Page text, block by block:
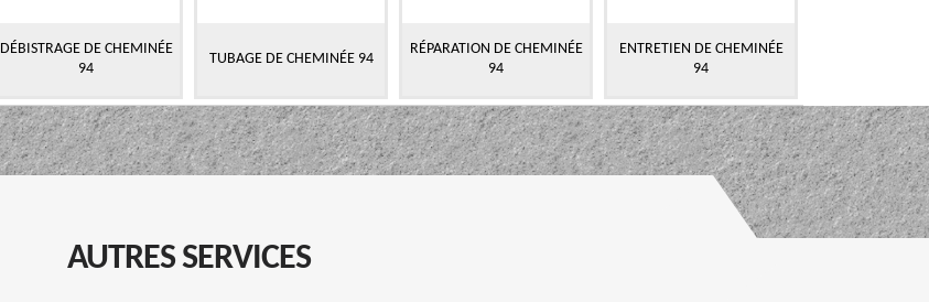
DÉBISTRAGE DE CHEMINÉE
94
TUBAGE DE CHEMINÉE 94
RÉPARATION DE CHEMINÉE
94
ENTRETIEN DE CHEMINÉE
94
AUTRES SERVICES